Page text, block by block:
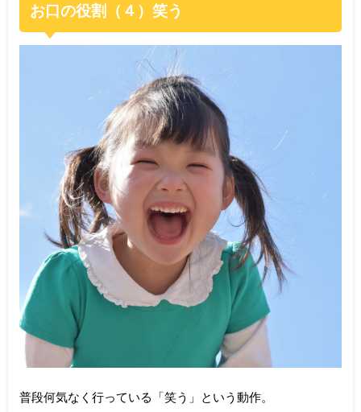
お口の役割（４）笑う
普段何気なく行っている「笑う」という動作。